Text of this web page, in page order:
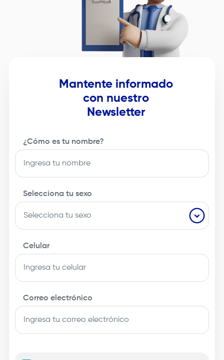
Mantente informado
con nuestro
Newsletter
¿Cómo es tu nombre?
Selecciona tu sexo
Celular
Correo electrónico